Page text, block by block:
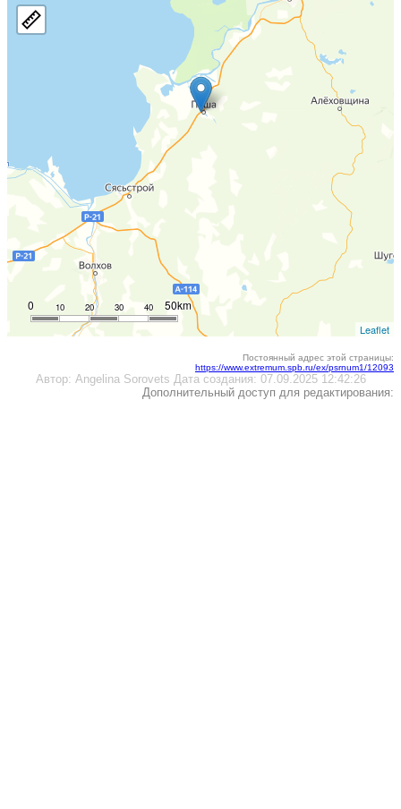
10
0 20 30 40 50km
Leaflet
Постоянный адрес этой страницы:
https://www.extremum.spb.ru/ex/psrnum1/12093
Автор: Angelina Sorovets Дата создания: 07.09.2025 12:42:26
Дополнительный доступ для редактирования: